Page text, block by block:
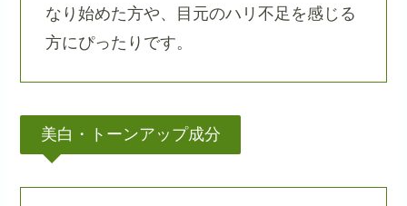
なり始めた方や、目元のハリ不足を感じる
方にぴったりです。
美白・トーンアップ成分